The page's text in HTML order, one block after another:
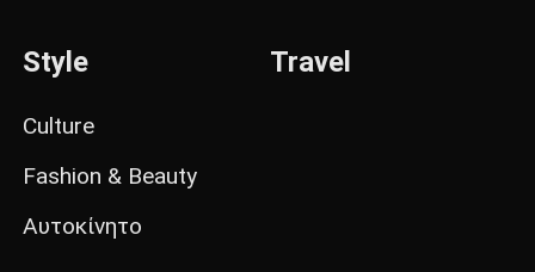
Style
Culture
Fashion & Beauty
Αυτοκίνητο
Travel